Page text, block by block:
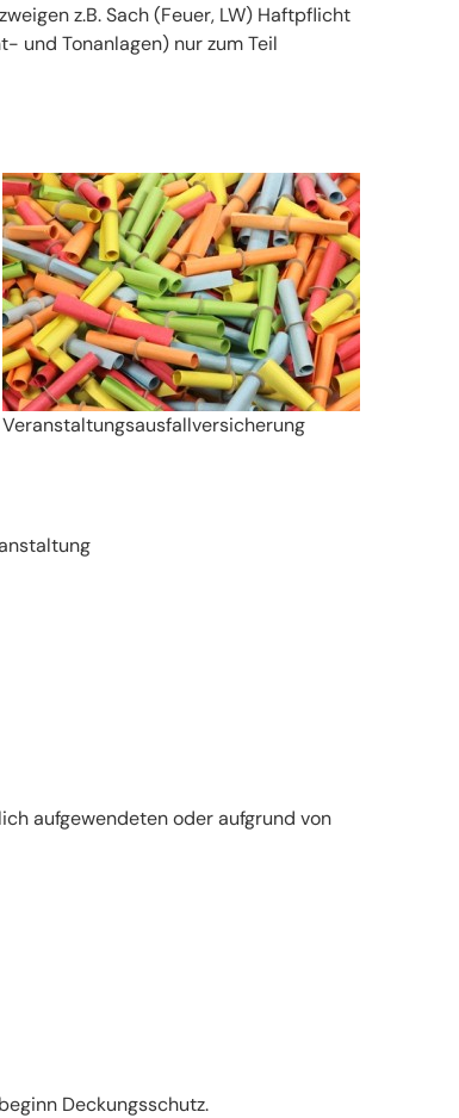
z.B. Sach (Feuer, LW) Haftpflicht
und Tonanlagen) nur zum Teil
Veranstaltungsausfallversicherung
aufgewendeten oder aufgrund von
Deckungsschutz.